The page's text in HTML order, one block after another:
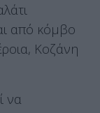
από κόμβο
Κοζάνη
να